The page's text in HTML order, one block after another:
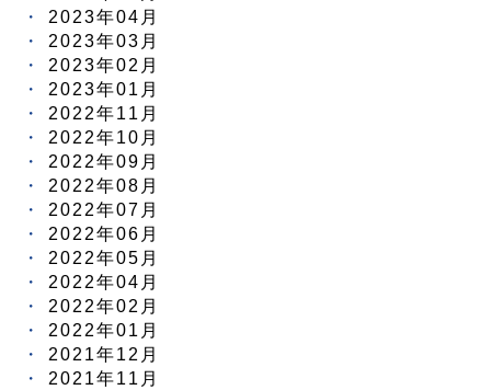
2023年04月
2023年03月
2023年02月
2023年01月
2022年11月
2022年10月
2022年09月
2022年08月
2022年07月
2022年06月
2022年05月
2022年04月
2022年02月
2022年01月
2021年12月
2021年11月